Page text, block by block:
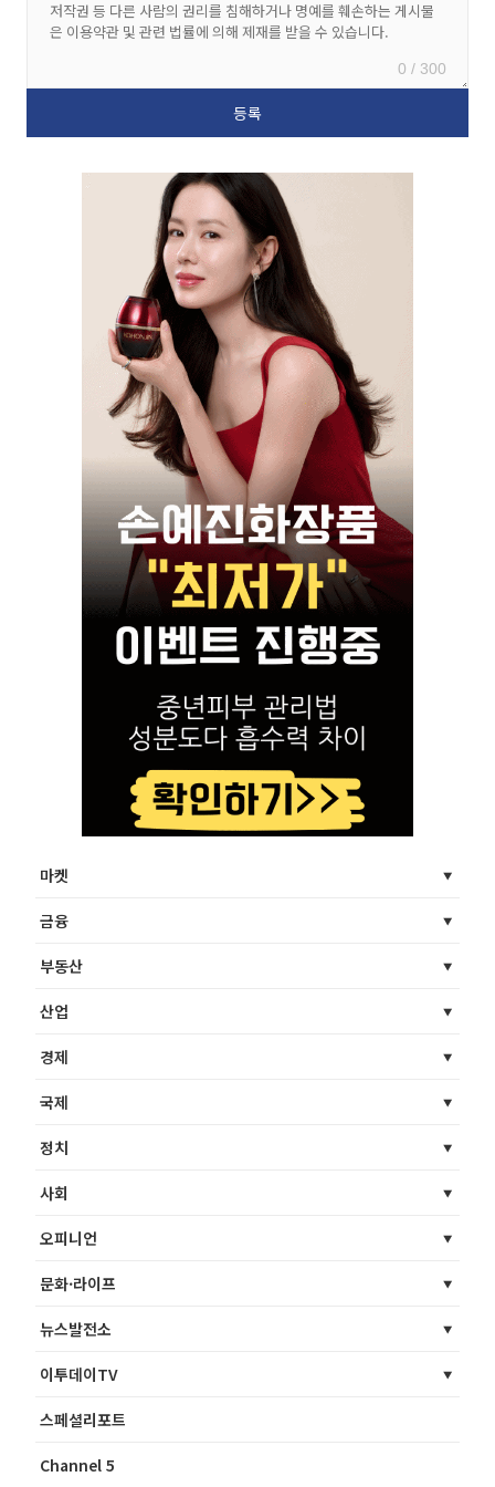
0 / 300
마켓
금융
부동산
산업
경제
국제
정치
사회
오피니언
문화·라이프
뉴스발전소
이투데이TV
스페셜리포트
Channel 5